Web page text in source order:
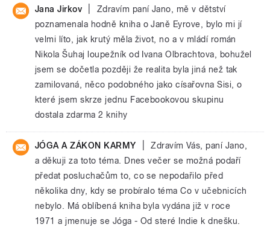
Jana Jirkov
Zdravím paní Jano, mě v dětství
poznamenala hodně kniha o Janě Eyrove, bylo mi jí
velmi líto, jak krutý měla život, no a v mládí román
Nikola Šuhaj loupežník od Ivana Olbrachtova, bohužel
jsem se dočetla později že realita byla jiná než tak
zamilovaná, něco podobného jako císařovna Sisi, o
které jsem skrze jednu Facebookovou skupinu
dostala zdarma 2 knihy
JÓGA A ZÁKON KARMY
Zdravím Vás, paní Jano,
a děkuji za toto téma. Dnes večer se možná podaří
předat posluchačům to, co se nepodařilo před
několika dny, kdy se probíralo téma Co v učebnicích
nebylo. Má oblíbená kniha byla vydána již v roce
1971 a jmenuje se Jóga - Od steré Indie k dnešku.